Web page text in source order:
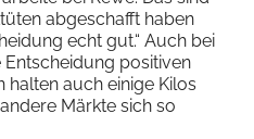
abgeschafft haben
echt gut.“ Auch bei
positiven
halten auch einige Kilos
Märkte sich so